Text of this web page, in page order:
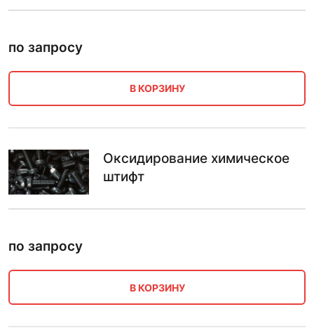
по запросу
В КОРЗИНУ
Оксидирование химическое
штифт
по запросу
В КОРЗИНУ